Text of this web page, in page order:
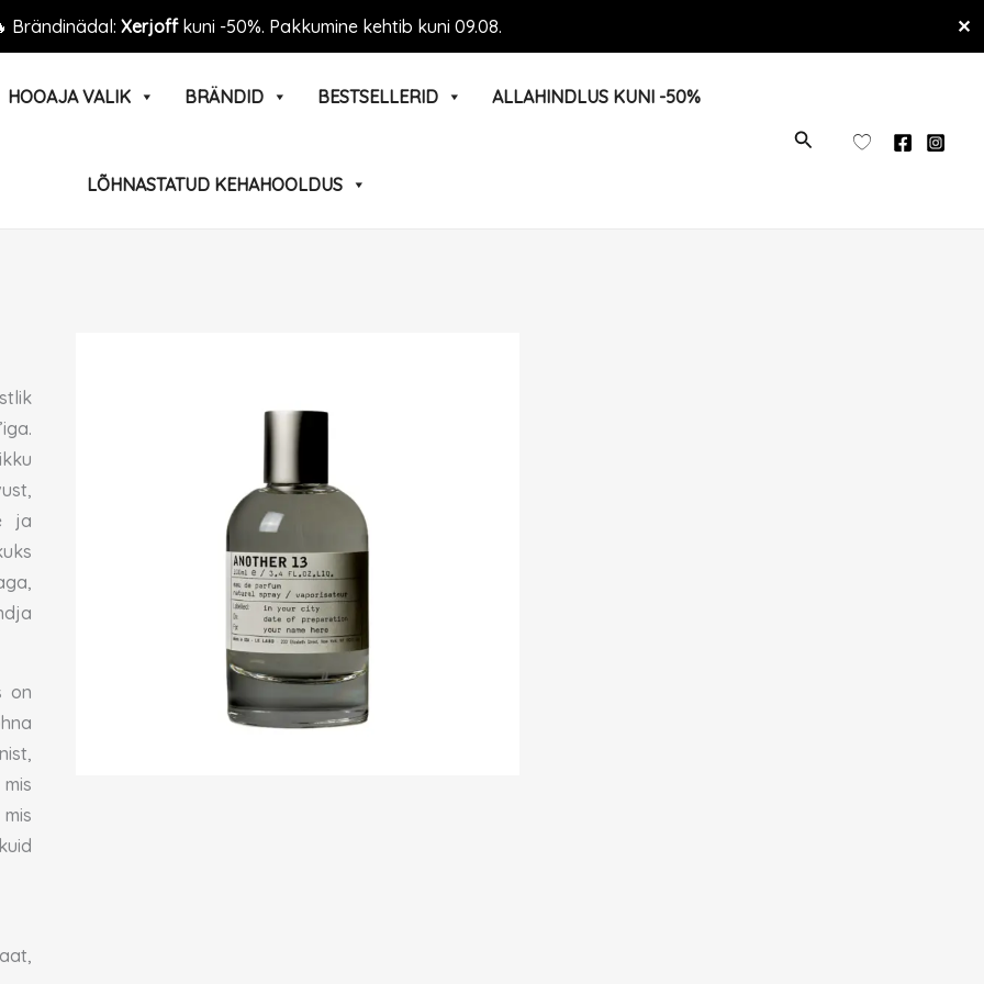
Brändinädal: Xerjoffkuni -50%. Pakkumine kehtib kuni 09.08. ✕
HOOAJA VALIK BRÄNDID BESTSELLERID ALLAHINDLUS KUNI -50%
LÕHNASTATUD KEHAHOOLDUS
OTSI
ja
on